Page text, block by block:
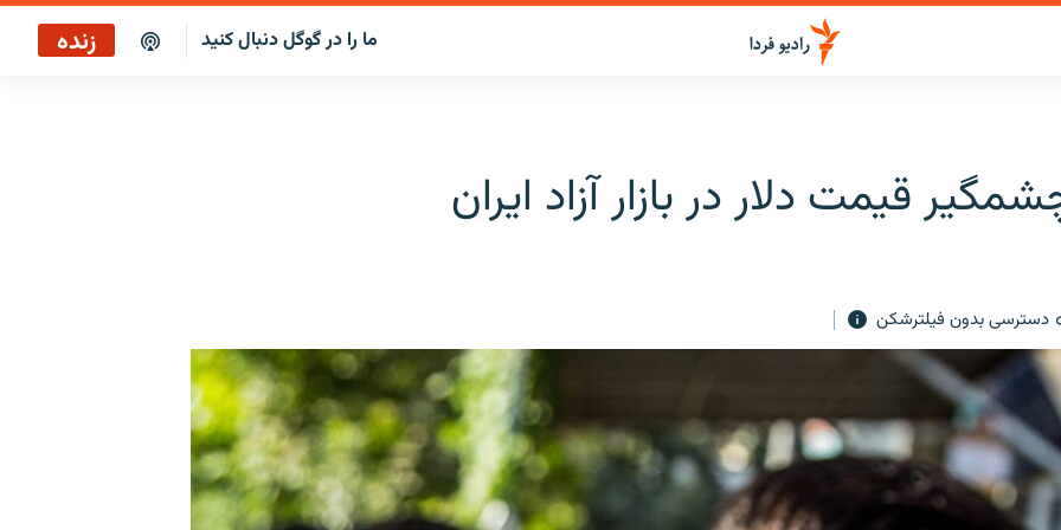
ما را در گوگل دنبال کنید زنده
قیمت دلار در بازار آزاد ایران
دسترسی بدون فیلترشکن